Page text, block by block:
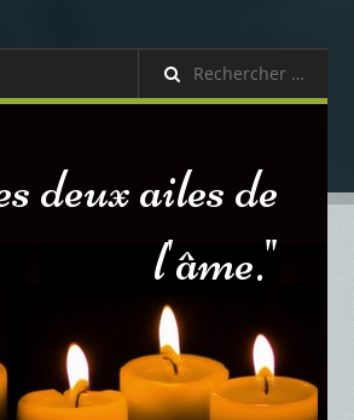
deux ailes de
l'âme."